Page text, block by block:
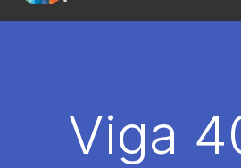
PALKAMAViga